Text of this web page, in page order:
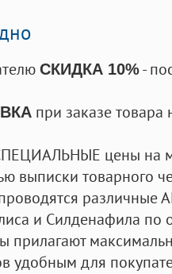
СКИДКА 10%-
при заказе
цены на
выписки товарного
и Силденафила по
удобным для